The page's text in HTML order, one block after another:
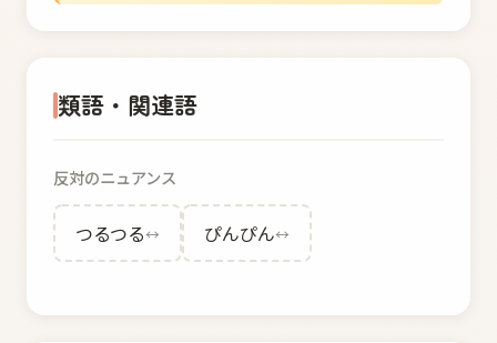
類語・関連語
反対のニュアンス
つるつる↔ ぴんぴん↔